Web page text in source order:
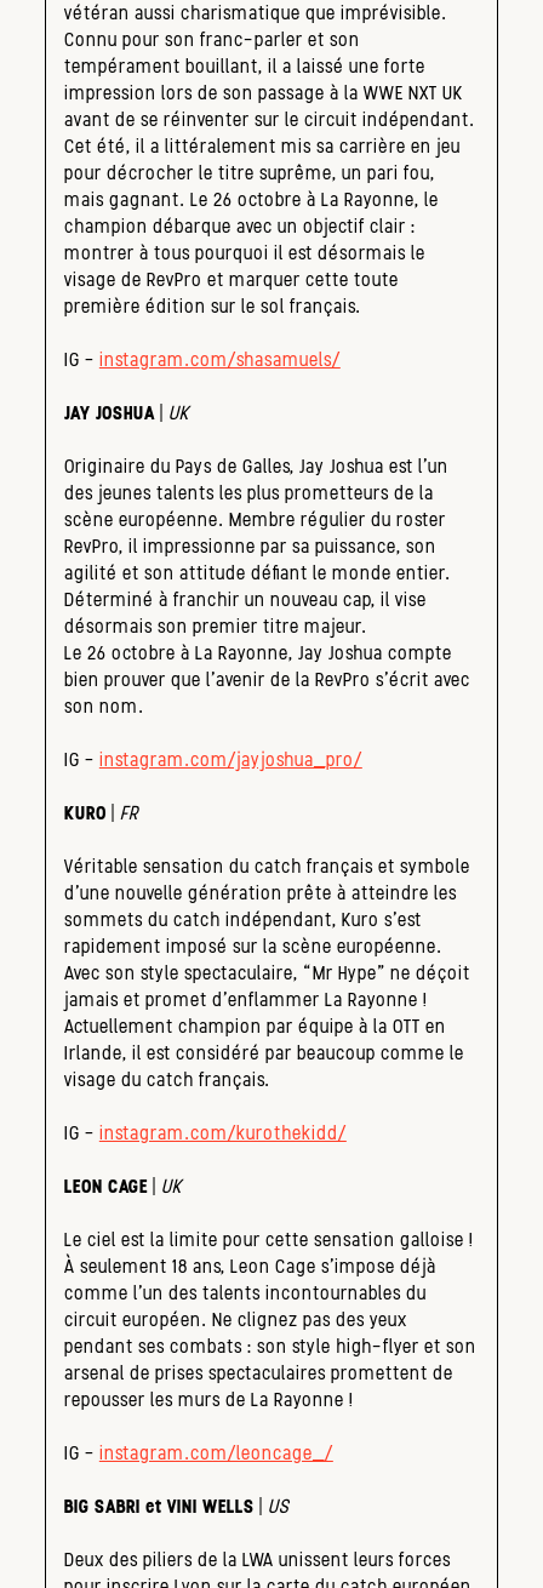
vétéran aussi charismatique que imprévisible.
Connu pour son franc-parler et son
tempérament bouillant, il a laissé une forte
impression lors de son passage à la WWE NXT UK
avant de se réinventer sur le circuit indépendant.
Cet été, il a littéralement mis sa carrière en jeu
pour décrocher le titre suprême, un pari fou,
mais gagnant. Le 26 octobre à La Rayonne, le
champion débarque avec un objectif clair :
montrer à tous pourquoi il est désormais le
visage de RevPro et marquer cette toute
première édition sur le sol français.
IG – instagram.com/shasamuels/
JAY JOSHUA UK
Originaire du Pays de Galles, Jay Joshua est l’un
des jeunes talents les plus prometteurs de la
scène européenne. Membre régulier du roster
RevPro, il impressionne par sa puissance, son
agilité et son attitude défiant le monde entier.
Déterminé à franchir un nouveau cap, il vise
désormais son premier titre majeur.
Le 26 octobre à La Rayonne, Jay Joshua compte
bien prouver que l’avenir de la RevPro s’écrit avec
son nom.
IG – instagram.com/jayjoshua_pro/
KURO FR
Véritable sensation du catch français et symbole
d’une nouvelle génération prête à atteindre les
sommets du catch indépendant, Kuro s’est
rapidement imposé sur la scène européenne.
Avec son style spectaculaire, “Mr Hype” ne déçoit
jamais et promet d’enflammer La Rayonne !
Actuellement champion par équipe à la OTT en
Irlande, il est considéré par beaucoup comme le
visage du catch français.
IG – instagram.com/kurothekidd/
LEON CAGE| UK
Le ciel est la limite pour cette sensation galloise !
À seulement 18 ans, Leon Cage s’impose déjà
comme l’un des talents incontournables du
circuit européen. Ne clignez pas des yeux
pendant ses combats : son style high-flyer et son
arsenal de prises spectaculaires promettent de
repousser les murs de La Rayonne !
IG – instagram.com/leoncage_/
BIG SABRI et VINI WELLS US
Deux des piliers de la LWA unissent leurs forces